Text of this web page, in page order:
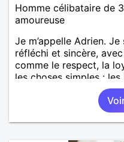
Homme célibataire de
amoureuse
Je m’appelle Adrien. Je
réfléchi et sincère,
comme le respect, la
les choses simples :
tranquilles, discuter,
endroits, profiter de la
cherche une relation
confiance, la